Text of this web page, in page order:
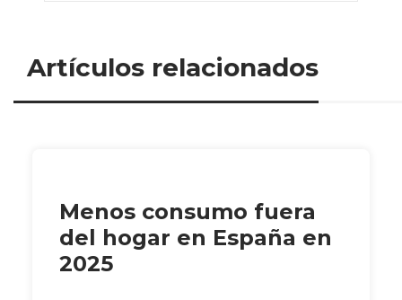
Artículos relacionados
Menos consumo fuera
del hogar en España en
2025